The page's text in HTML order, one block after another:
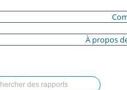
À propos